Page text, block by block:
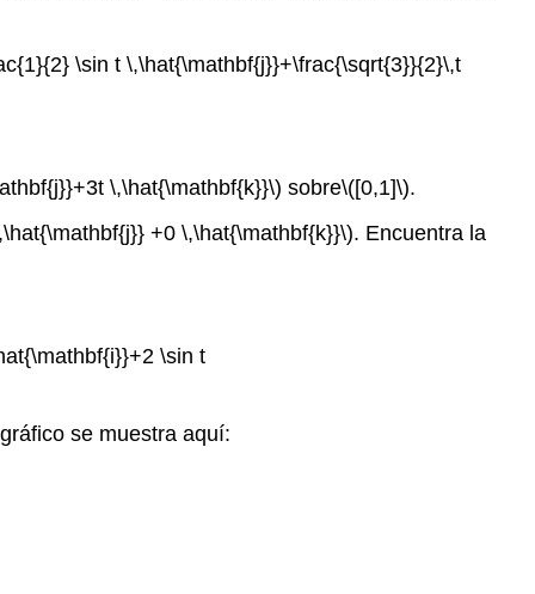
\sin t \,\hat{\mathbf{j}}+\frac{\sqrt{3}}{2}\,t
\,\hat{\mathbf{k}}\) sobre\([0,1]\).
+0 \,\hat{\mathbf{k}}\). Encuentra la
\sin t
se muestra aquí: